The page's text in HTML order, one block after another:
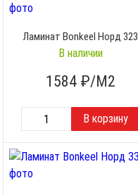
Ламинат Bonkeel Норд 323
В наличии
1584 ₽/М2